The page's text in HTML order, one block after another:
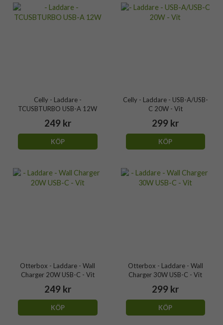
Celly - Laddare -
TCUSBTURBO USB-A 12W
249 kr
KÖP
Celly - Laddare - USB-A/USB-
C 20W - Vit
299 kr
KÖP
Otterbox - Laddare - Wall
Charger 20W USB-C - Vit
249 kr
KÖP
Otterbox - Laddare - Wall
Charger 30W USB-C - Vit
299 kr
KÖP